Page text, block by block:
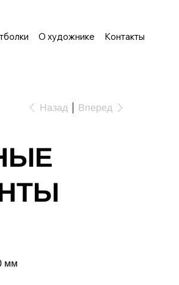
О художнике Контакты
Назад Вперед
мм